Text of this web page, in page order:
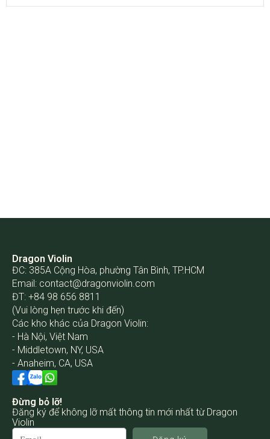
Dragon Violin
ĐC: 385A Cộng Hòa, phường Tân Bình, TP.HCM
Email: contact@dragonviolin.com
ĐT: +84 98 656 8811
(Vui lòng hẹn trước khi đến)
Các kho khác của Dragon Violin:
- Hà Nội, Việt Nam
- Middletown, NY, USA
- Anaheim, CA, USA
Đừng bỏ lỡ!
Đăng ký để không lỡ mất thông tin mới nhất từ Dragon
Violin